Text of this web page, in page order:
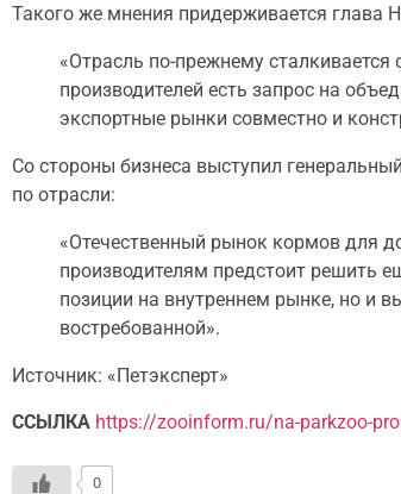
Такого же мнения придерживается глава
«Отрасль по-прежнему
производителей есть запрос на
экспортные рынки совместно и
Со стороны бизнеса выступил
по отрасли:
«Отечественный рынок кормов для
производителям предстоит решить
позиции на внутреннем рынке, но и
востребованной».
Источник: «Петэксперт»
ССЫЛКА https://zooinform.ru/na-parkzoo-
0